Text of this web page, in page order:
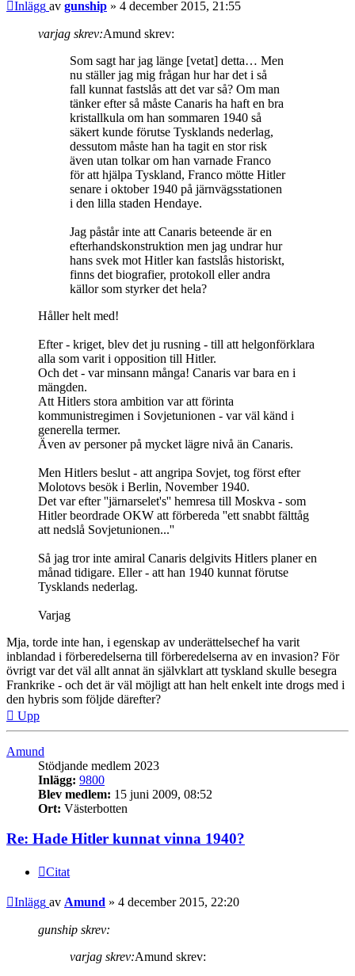
Inlägg av gunship » 4 december 2015, 21:55
varjag skrev:Amund skrev:
Som sagt har jag länge [vetat] detta… Men
nu ställer jag mig frågan hur har det i så
fall kunnat fastslås att det var så? Om man
tänker efter så måste Canaris ha haft en bra
kristallkula om han sommaren 1940 så
säkert kunde förutse Tysklands nederlag,
dessutom måste han ha tagit en stor risk
även utan tolkar om han varnade Franco
för att hjälpa Tyskland, Franco mötte Hitler
senare i oktober 1940 på järnvägsstationen
i den lilla staden Hendaye.
Jag påstår inte att Canaris beteende är en
efterhandskonstruktion men jag undrar hur
hans svek mot Hitler kan fastslås historiskt,
finns det biografier, protokoll eller andra
källor som styrker det hela?
Håller helt med!
Efter - kriget, blev det ju rusning - till att helgonförklara
alla som varit i opposition till Hitler.
Och det - var minsann många! Canaris var bara en i
mängden.
Att Hitlers stora ambition var att förinta
kommunistregimen i Sovjetunionen - var väl känd i
generella termer.
Även av personer på mycket lägre nivå än Canaris.
Men Hitlers beslut - att angripa Sovjet, tog först efter
Molotovs besök i Berlin, November 1940.
Det var efter ''järnarselet's'' hemresa till Moskva - som
Hitler beordrade OKW att förbereda ''ett snabbt fälttåg
att nedslå Sovjetunionen...''
Så jag tror inte amiral Canaris delgivits Hitlers planer en
månad tidigare. Eller - att han 1940 kunnat förutse
Tysklands nederlag.
Varjag
Mja, torde inte han, i egenskap av underättelsechef ha varit
inblandad i förberedelserna till förberedelserna av en invasion? För
övrigt var det väl allt annat än självklart att tyskland skulle besegra
Frankrike - och det är väl möjligt att han helt enkelt inte drogs med i
den hybris som följde därefter?
Upp
Amund
Stödjande medlem 2023
Inlägg: 9800
Blev medlem: 15 juni 2009, 08:52
Ort: Västerbotten
Re: Hade Hitler kunnat vinna 1940?
Citat
Inlägg av Amund » 4 december 2015, 22:20
gunship skrev:
varjag skrev:Amund skrev: